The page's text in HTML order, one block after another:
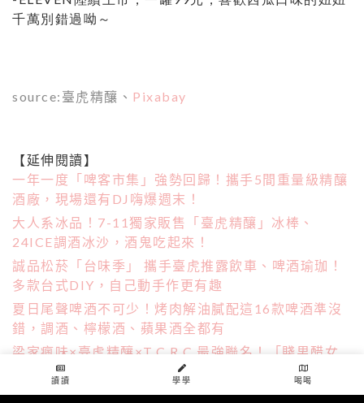
千萬別錯過呦～
source:臺虎精釀、 Pixabay
【延伸閱讀】
一年一度「啤客市集」強勢回歸！攜手5間重量級精釀
酒廠，現場還有DJ嗨爆週末！
大人系冰品！7-11獨家販售「臺虎精釀」冰棒、
24ICE調酒冰沙，酒鬼吃起來！
誠品松菸「台味季」 攜手臺虎推露飲車、啤酒瑜珈！
多款台式DIY，自己動手作更有趣
夏日尾聲啤酒不可少！烤肉解油膩配這16款啤酒準沒
錯，調酒、檸檬酒、蘋果酒全都有
梁家瘋味×臺虎精釀×T.C.R.C.最強聯名！「賤男醋女
酸啤酒」＆松露蘿蔔糕絕配
熱辣夏天就要喝檸檬沙瓦！盤點5大超人氣酒款，臺虎
讀讀 學學 喝喝